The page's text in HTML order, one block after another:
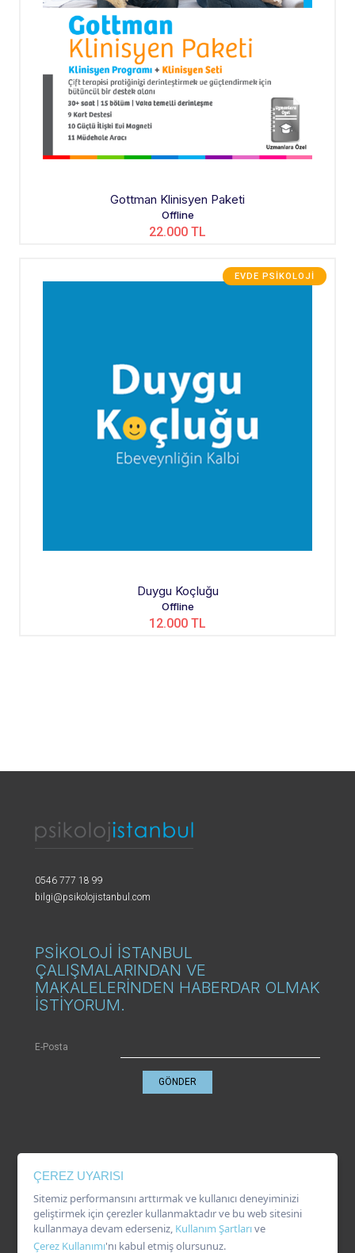
Gottman Klinisyen Paketi
Offline
22.000 TL
EVDE PSIKOLOJI
Duygu Koçluğu
Offline
12.000 TL
0546 777 18 99
bilgi@psikolojistanbul.com
PSİKOLOJİ İSTANBUL
ÇALIŞMALARINDAN VE
MAKALELERİNDEN HABERDAR OLMAK
İSTİYORUM.
E-Posta
GÖNDER
Kullanım Şartları
ÇEREZ UYARISI
Sitemiz performansını arttırmak ve kullanıcı deneyiminizi
geliştirmek için çerezler kullanmaktadır ve bu web sitesini
kullanmaya devam ederseniz, Kullanım Şartlarıve
Çerez Kullanımı'nı kabul etmiş olursunuz.